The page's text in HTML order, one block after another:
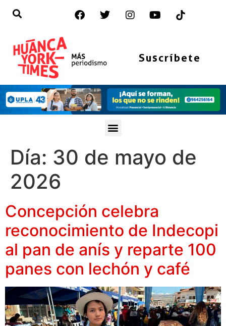
Suscríbete
Día: 30 de mayo de
2026
Concepción celebra
reconocimiento de Indecopi
al pan de anís y reparte 100
panes con lechón y café